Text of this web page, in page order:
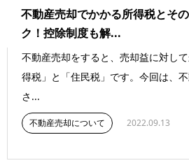
不動産売却でかかる所得税とそ
ク！控除制度も解...
不動産売却をすると、売却益に対し
得税」と「住民税」です。今回は、
さ...
不動産売却について 2022.09.13